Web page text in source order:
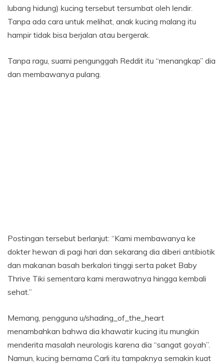
lubang hidung) kucing tersebut tersumbat oleh lendir.
Tanpa ada cara untuk melihat, anak kucing malang itu
hampir tidak bisa berjalan atau bergerak.
Tanpa ragu, suami pengunggah Reddit itu “menangkap” dia
dan membawanya pulang.
Postingan tersebut berlanjut: “Kami membawanya ke
dokter hewan di pagi hari dan sekarang dia diberi antibiotik
dan makanan basah berkalori tinggi serta paket Baby
Thrive Tiki sementara kami merawatnya hingga kembali
sehat.”
Memang, pengguna u/shading_of_the_heart
menambahkan bahwa dia khawatir kucing itu mungkin
menderita masalah neurologis karena dia “sangat goyah”.
Namun, kucing bernama Carli itu tampaknya semakin kuat